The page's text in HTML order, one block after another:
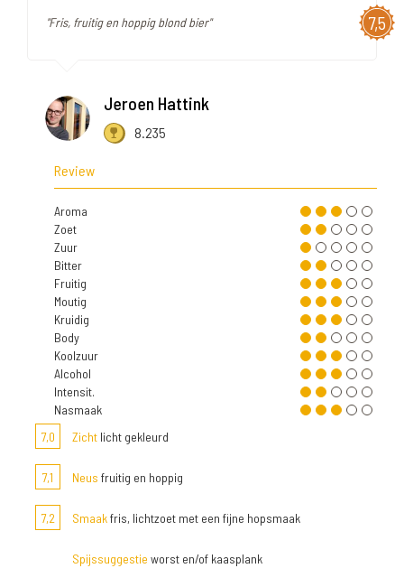
7,5
"Fris, fruitig en hoppig blond bier"
Jeroen Hattink
8.235
Review
Aroma
Zoet
Zuur
Bitter
Fruitig
Moutig
Kruidig
Body
Koolzuur
Alcohol
Intensit.
Nasmaak
7,0
Zicht licht gekleurd
7,1 Neus fruitig en hoppig
7,2 Smaakfris, lichtzoet met een fijne hopsmaak
Spijssuggestie worst en/of kaasplank